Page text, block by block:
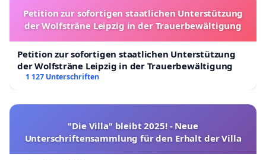
Petition zur sofortigen staatlichen Unterstützung
der Wolfsträne Leipzig in der Trauerbewältigung
Petition zur sofortigen staatlichen Unterstützung
der Wolfsträne Leipzig in der Trauerbewältigung
1 127 Unterschriften
"Die Villa" bleibt 2025! - Neue
Unterschriftensammlung für den Erhalt der Villa